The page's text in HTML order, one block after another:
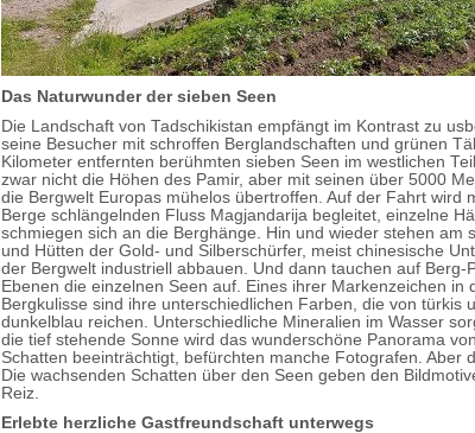
Das Naturwunder der sieben Seen
Die Landschaft von Tadschikistan empfängt im Kontrast zu
seine Besucher mit schroffen Berglandschaften und grünen
Kilometer entfernten berühmten sieben Seen im westlichen
zwar nicht die Höhen des Pamir, aber mit seinen über 5000
die Bergwelt Europas mühelos übertroffen. Auf der Fahrt wird
Berge schlängelnden Fluss Magjandarija begleitet, einzelne
schmiegen sich an die Berghänge. Hin und wieder stehen am
und Hütten der Gold- und Silberschürfer, meist chinesische
der Bergwelt industriell abbauen. Und dann tauchen auf Berg-
Ebenen die einzelnen Seen auf. Eines ihrer Markenzeichen in
Bergkulisse sind ihre unterschiedlichen Farben, die von türkis
dunkelblau reichen. Unterschiedliche Mineralien im Wasser
die tief stehende Sonne wird das wunderschöne Panorama
Schatten beeinträchtigt, befürchten manche Fotografen. Aber
Die wachsenden Schatten über den Seen geben den
Reiz.
Erlebte herzliche Gastfreundschaft unterwegs